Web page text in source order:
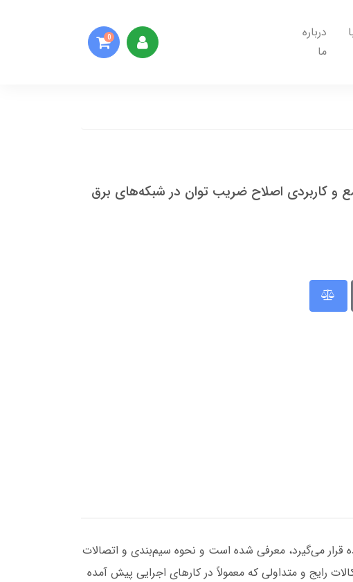
درباره
ما
0
کاربردی اصلاح ضریب توان در شبکه‌های برق
قرار می‌گیرد، معرفی شده است و نحوه سیم‌بندی و اتصالات
رایج و متداولی که معمولاً در کارهای اجرایی پیش آمده